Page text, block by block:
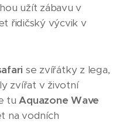
užít zábavu v
řidičský výcvik v
se zvířátky z lega,
zvířat v životní
tuAquazone Wave
na vodních